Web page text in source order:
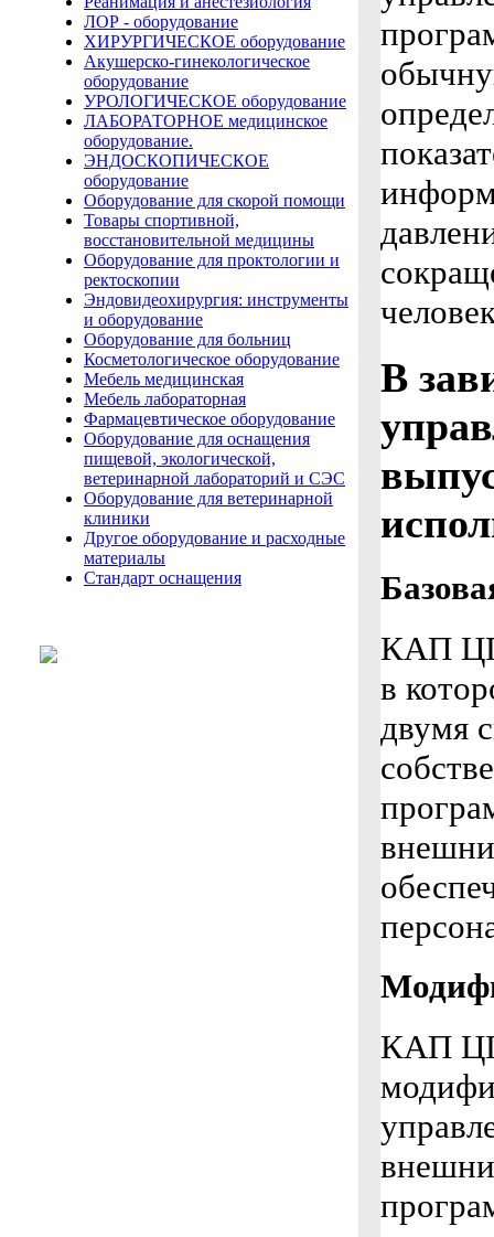
ЛОР - оборудование
ХИРУРГИЧЕСКОЕ оборудование
Акушерско-гинекологическое
оборудование
УРОЛОГИЧЕСКОЕ оборудование
ЛАБОРАТОРНОЕ медицинское
оборудование.
ЭНДОСКОПИЧЕСКОЕ
оборудование
Оборудование для скорой помощи
Товары спортивной,
восстановительной медицины
Оборудование для проктологии и
ректоскопии
Эндовидеохирургия: инструменты
и оборудование
Оборудование для больниц
Косметологическое оборудование
Мебель медицинская
Мебель лабораторная
Фармацевтическое оборудование
Оборудование для оснащения
пищевой, экологической,
ветеринарной лабораторий и СЭС
Оборудование для ветеринарной
клиники
Другое оборудование и расходные
материалы
Стандарт оснащения
В
КАП
в
двумя
КАП